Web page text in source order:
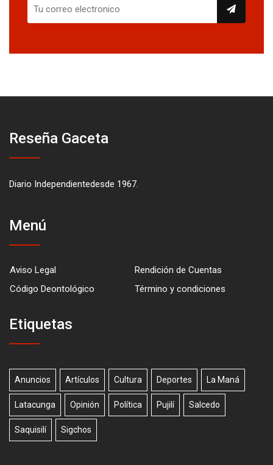
Reseña Gaceta
Diario Independientedesde 1967.
Menú
Aviso Legal
Rendición de Cuentas
Código Deontológico
Término y condiciones
Etiquetas
Anuncios Artículos Cultura Deportes La Maná
Latacunga Opinión Política Pujilí Salcedo
Saquisilí Sigchos